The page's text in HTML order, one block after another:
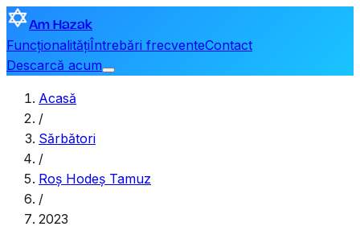
Am Hazak
FuncționalitățiÎntrebări frecventeContact
Descarcă acum
Acasă
/
Sărbători
/
Roș Hodeș Tamuz
/
2023